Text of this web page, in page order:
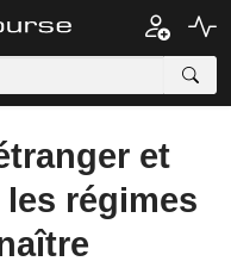
et
régimes